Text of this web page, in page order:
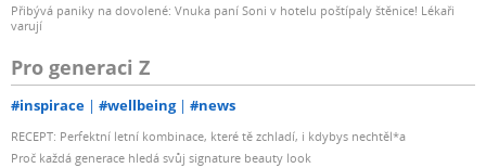
Přibývá paniky na dovolené: Vnuka paní Soni v hotelu poštípaly štěnice! Lékaři
varují
Pro generaci Z
#inspirace #wellbeing #news
RECEPT: Perfektní letní kombinace, které tě zchladí, i kdybys nechtěl*a
Proč každá generace hledá svůj signature beauty look